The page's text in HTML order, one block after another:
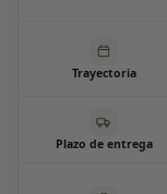
Trayectoria
Plazo de entrega